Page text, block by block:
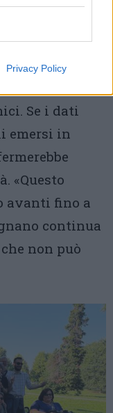
Privacy Policy
regionale di
Se i dati
emersi in
«Questo
avanti fino a
continua
non può